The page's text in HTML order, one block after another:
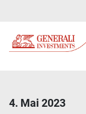
4. Mai 2023